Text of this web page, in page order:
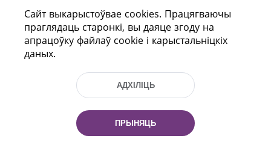
г. Мiнск, Рэспубліка Беларусь, 220114
Тэл.: (+375 17) 368 37 37, Факс: (+375 17)
Эл. пошта: inbox@nlb.by
Сайт выкарыстоўвае cookies. Працягваючы
праглядаць старонкі, вы даяце згоду на
апрацоўку файлаў cookie і карыстальніцкіх
даных.
АДХІЛІЦЬ
ПРЫНЯЦЬ